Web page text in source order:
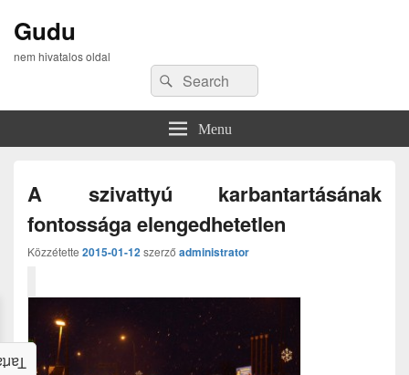
Gudu
nem hivatalos oldal
Search
for:
Search
Menu
A szivattyú karbantartásának
fontossága elengedhetetlen
Közzétette 2015-01-12szerző administrator